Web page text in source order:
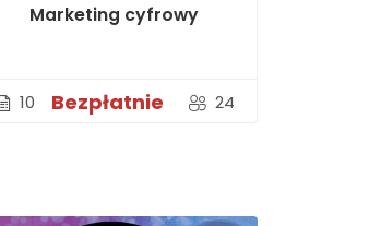
Marketing cyfrowy
10 24
Bezpłatnie